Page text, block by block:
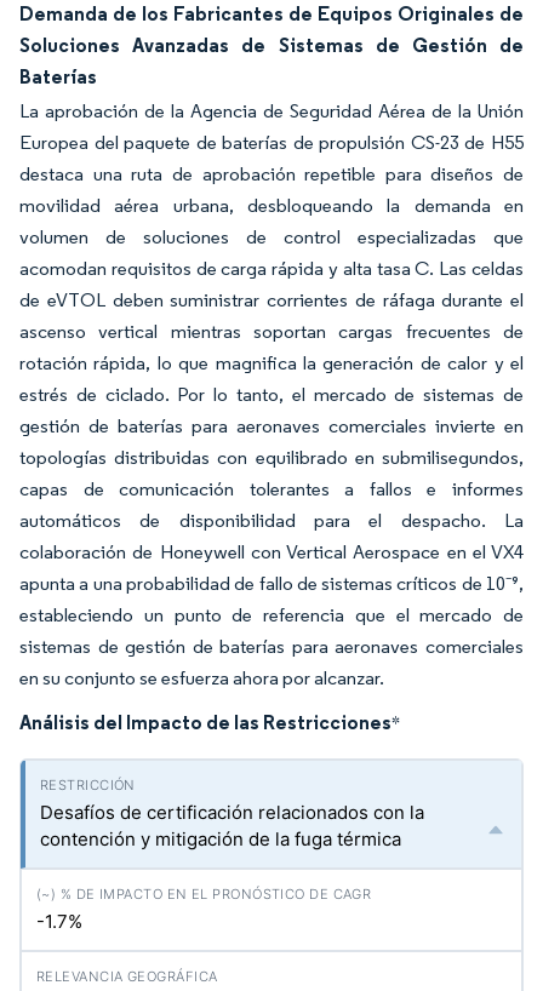
Demanda de los Fabricantes de Equipos Originales de
Soluciones Avanzadas de Sistemas de Gestión de
Baterías
La aprobación de la Agencia de Seguridad Aérea de la Unión
Europea del paquete de baterías de propulsión CS-23 de H55
destaca una ruta de aprobación repetible para diseños de
movilidad aérea urbana, desbloqueando la demanda en
volumen de soluciones de control especializadas que
acomodan requisitos de carga rápida y alta tasa C. Las celdas
de eVTOL deben suministrar corrientes de ráfaga durante el
ascenso vertical mientras soportan cargas frecuentes de
rotación rápida, lo que magnifica la generación de calor y el
estrés de ciclado. Por lo tanto, el mercado de sistemas de
gestión de baterías para aeronaves comerciales invierte en
topologías distribuidas con equilibrado en submilisegundos,
capas de comunicación tolerantes a fallos e informes
automáticos de disponibilidad para el despacho. La
colaboración de Honeywell con Vertical Aerospace en el VX4
apunta a una probabilidad de fallo de sistemas críticos de 10⁻⁹,
estableciendo un punto de referencia que el mercado de
sistemas de gestión de baterías para aeronaves comerciales
en su conjunto se esfuerza ahora por alcanzar.
Análisis del Impacto de las Restricciones*
Desafíos de certificación relacionados con la
contención y mitigación de la fuga térmica
-1.7%